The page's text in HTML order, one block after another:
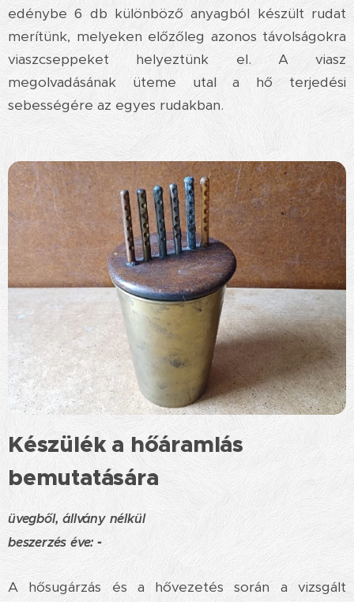
edénybe 6 db különböző anyagból készült rudat
merítünk, melyeken előzőleg azonos távolságokra
viaszcseppeket helyeztünk el. A viasz
megolvadásának üteme utal a hő terjedési
sebességére az egyes rudakban.
Készülék a hőáramlás
bemutatására
üvegből, állvány nélkül
beszerzés éve:-
A hősugárzás és a hővezetés során a vizsgált